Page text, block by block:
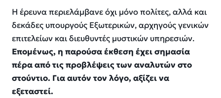
Η έρευνα περιελάμβανε όχι μόνο πολίτες, αλλά και
δεκάδες υπουργούς Εξωτερικών, αρχηγούς γενικών
επιτελείων και διευθυντές μυστικών υπηρεσιών.
Επομένως, η παρούσα έκθεση έχει σημασία
πέρα ​​από τις προβλέψεις των αναλυτών στο
στούντιο. Για αυτόν τον λόγο, αξίζει να
εξεταστεί.